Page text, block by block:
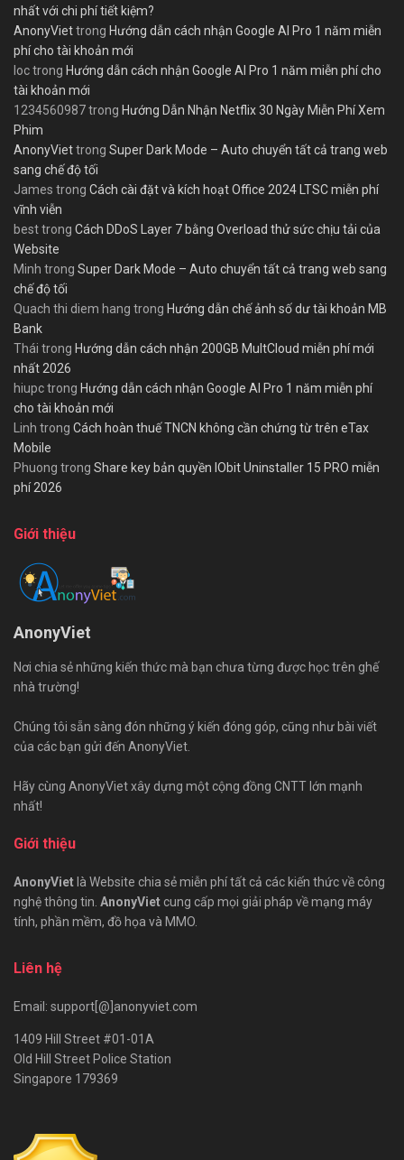
nhất với chi phí tiết kiệm?
AnonyViettrong Hướng dẫn cách nhận Google AI Pro 1 năm miễn
phí cho tài khoản mới
loctrong Hướng dẫn cách nhận Google AI Pro 1 năm miễn phí cho
tài khoản mới
1234560987trong Hướng Dẫn Nhận Netflix 30 Ngày Miễn Phí Xem
Phim
AnonyViettrong Super Dark Mode – Auto chuyển tất cả trang web
sang chế độ tối
James trong Cách cài đặt và kích hoạt Office 2024 LTSC miễn phí
vĩnh viễn
besttrong Cách DDoS Layer 7 bằng Overload thử sức chịu tải của
Website
Minh trong Super Dark Mode – Auto chuyển tất cả trang web sang
chế độ tối
Quach thi diem hang trong Hướng dẫn chế ảnh số dư tài khoản MB
Bank
Thái trong Hướng dẫn cách nhận 200GB MultCloud miễn phí mới
nhất 2026
hiupctrong Hướng dẫn cách nhận Google AI Pro 1 năm miễn phí
cho tài khoản mới
Linh trong Cách hoàn thuế TNCN không cần chứng từ trên eTax
Mobile
Phuong trong Share key bản quyền IObit Uninstaller 15 PRO miễn
phí 2026
Giới thiệu
AnonyViet
Nơi chia sẻ những kiến thức mà bạn chưa từng được học trên ghế
nhà trường!
Chúng tôi sẵn sàng đón những ý kiến đóng góp, cũng như bài viết
của các bạn gửi đến AnonyViet.
Hãy cùng AnonyViet xây dựng một cộng đồng CNTT lớn mạnh
nhất!
Giới thiệu
AnonyViet là Website chia sẻ miễn phí tất cả các kiến thức về công
nghệ thông tin. AnonyViet cung cấp mọi giải pháp về mạng máy
tính, phần mềm, đồ họa và MMO.
Liên hệ
Email: support[@]anonyviet.com
1409 Hill Street #01-01A
Old Hill Street Police Station
Singapore 179369